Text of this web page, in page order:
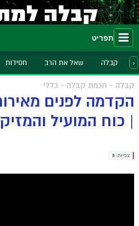
תפריט
קבלה שאל את הרב חסידות ›
קבלה - חכמת קבלה - כללי
| כוח המועיל והמזיק
צפיות: 3